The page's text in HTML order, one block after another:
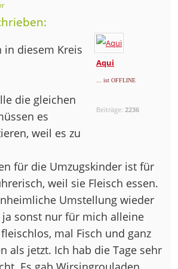
Aqui
... ist OFFLINE
Beiträge: 2236
in diesem Kreis
die gleichen
es
weil es zu
für die Umzugskinder ist für
weil sie Fleisch essen.
Umstellung wieder
sonst nur für mich alleine
mal Fisch und ganz
als jetzt. Ich hab die Tage sehr